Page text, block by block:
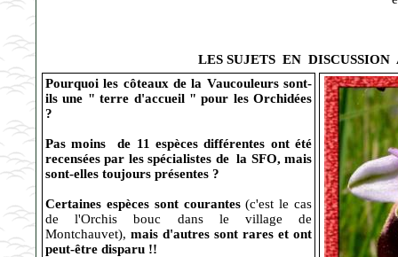
LES SUJETS EN
Pourquoi les côteaux de la Vaucouleurs sont-
ils une " terre d'accueil " pour les Orchidées
?
Pas moins de 11 espèces différentes ont été
recensées par les spécialistes de la SFO, mais
sont-elles toujours présentes ?
Certaines espèces sont courantes(c'est le cas
de l'Orchis bouc dans le village de
Montchauvet), mais d'autres sont rares et ont
peut-être disparu !!